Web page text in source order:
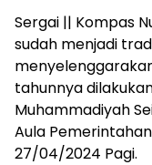
Sergai || Kompas
sudah menjadi
tahunnya
Muhammadiyah
Aula
27/04/2024 Pagi.